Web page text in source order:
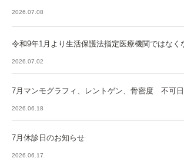
2026.07.08
令和9年1月より生活保護法指定医療機関ではなく
2026.07.02
7月マンモグラフィ、レントゲン、骨密度 不可
2026.06.18
7月休診日のお知らせ
2026.06.17